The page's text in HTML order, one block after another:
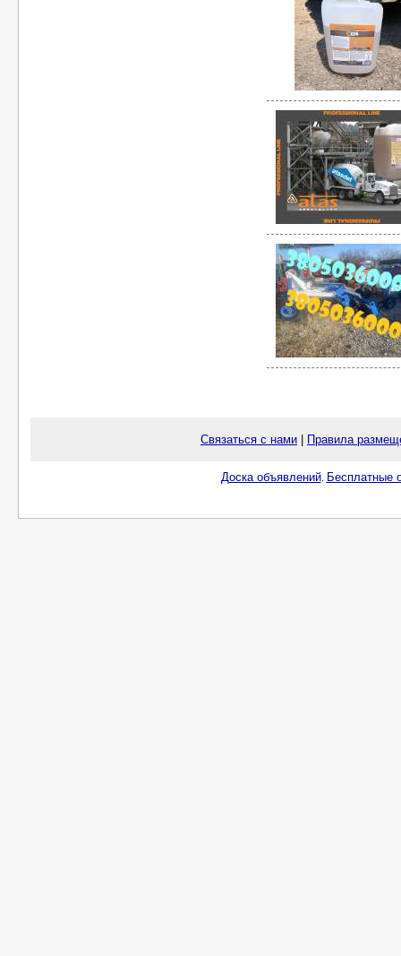
Связаться с нами Правила
Доска объявлений. Бесплатные